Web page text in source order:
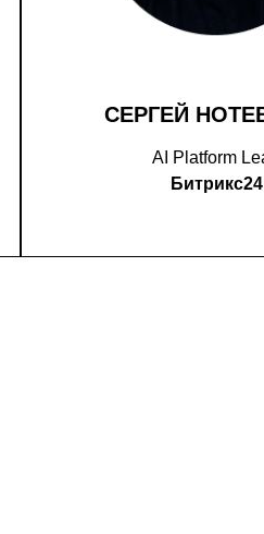
СЕРГЕЙ
AI Platform
Битрикс24